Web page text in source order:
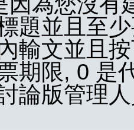
題並且至
輸文並且
期限, 0 是
論版管理